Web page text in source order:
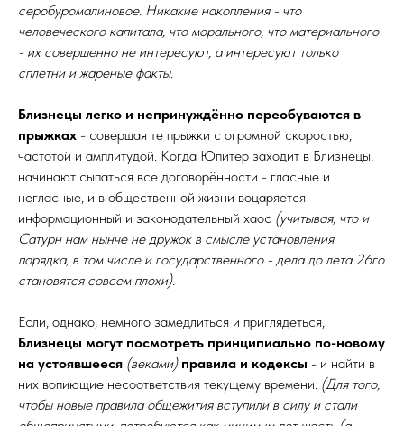
серобуромалиновое. Никакие накопления - что
человеческого капитала, что морального, что материального
- их совершенно не интересуют, а интересуют только
сплетни и жареные факты.
Близнецы легко и непринуждённо переобуваются в
прыжках - совершая те прыжки с огромной скоростью,
частотой и амплитудой. Когда Юпитер заходит в Близнецы,
начинают сыпаться все договорённости - гласные и
негласные, и в общественной жизни воцаряется
информационный и законодательный хаос (учитывая, что и
Сатурн нам нынче не дружок в смысле установления
порядка, в том числе и государственного - дела до лета 26го
становятся совсем плохи).
Если, однако, немного замедлиться и приглядеться,
Близнецы могут посмотреть принципиально по-новому
на устоявшееся (веками) правила и кодексы - и найти в
них вопиющие несоответствия текущему времени. (Для того,
чтобы новые правила общежития вступили в силу и стали